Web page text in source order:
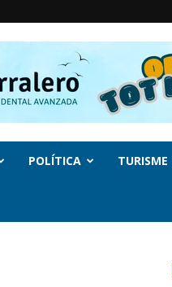
POLÍTICA TURISME